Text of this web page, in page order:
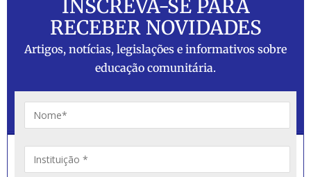
INSCREVA-SE PARA
RECEBER NOVIDADES
Artigos, notícias, legislações e informativos sobre
educação comunitária.